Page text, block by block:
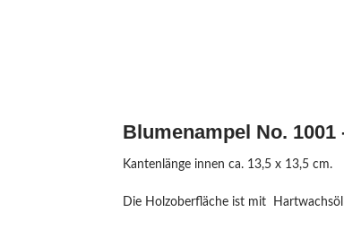
Blumenampel No. 1001
Kantenlänge innen ca. 13,5 x 13,5 cm.
Die Holzoberfläche ist mit